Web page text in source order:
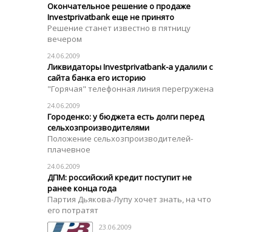
Окончательное решение о продаже
Investprivatbank еще не принято
Решение станет известно в пятницу
вечером
24.06.2009
Ликвидаторы Investprivatbank-а удалили с
сайта банка его историю
"Горячая" телефонная линия перегружена
24.06.2009
Городенко: у бюджета есть долги перед
сельхозпроизводителями
Положение сельхозпроизводителей-
плачевное
24.06.2009
ДПМ: российский кредит поступит не
ранее конца года
Партия Дьякова-Лупу хочет знать, на что
его потратят
23.06.2009